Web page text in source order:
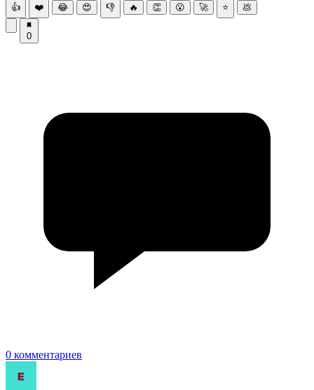
👍 ❤️ 😂 😍 👎 🔥 👏 😮 🚀 ⭐ 💩
0
0 комментариев